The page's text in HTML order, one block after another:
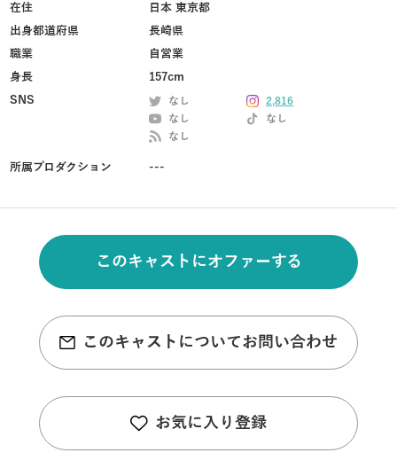
在住
日本 東京都
出身都道府県
長崎県
職業
自営業
身長
157cm
SNS
なし
2,816
なし
なし
なし
所属プロダクション ---
このキャストにオファーする
このキャストについてお問い合わせ
お気に入り登録